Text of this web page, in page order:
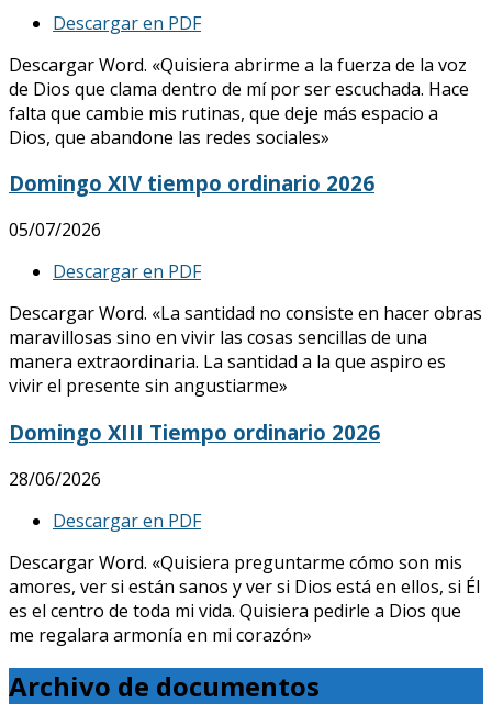
Descargar en PDF
Descargar Word. «Quisiera abrirme a la fuerza de la voz
de Dios que clama dentro de mí por ser escuchada. Hace
falta que cambie mis rutinas, que deje más espacio a
Dios, que abandone las redes sociales»
Domingo XIV tiempo ordinario 2026
05/07/2026
Descargar en PDF
Descargar Word. «La santidad no consiste en hacer obras
maravillosas sino en vivir las cosas sencillas de una
manera extraordinaria. La santidad a la que aspiro es
vivir el presente sin angustiarme»
Domingo XIII Tiempo ordinario 2026
28/06/2026
Descargar en PDF
Descargar Word. «Quisiera preguntarme cómo son mis
amores, ver si están sanos y ver si Dios está en ellos, si Él
es el centro de toda mi vida. Quisiera pedirle a Dios que
me regalara armonía en mi corazón»
Archivo de documentos